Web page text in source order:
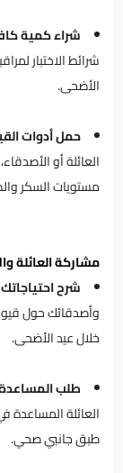
شراء كمية
شرائط الاختبار
الأضحى.
حمل أدوات
العائلة أو
مستويات السكر
مشاركة العائلة
شرح
وأصدقائك حول
خلال عيد الأضحى.
طلب
العائلة
طبق جانبي صحي.